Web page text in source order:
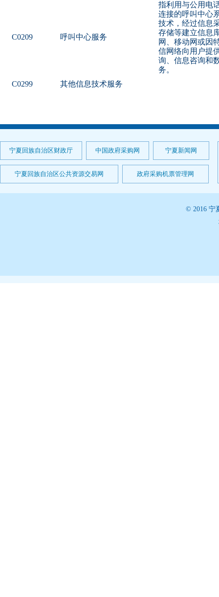
C0209 呼叫中心服务
指利用与公用电
连接的呼叫中心
技术，经过信息
存储等建立信息
网、移动网或因
信网络向用户提
询、信息咨询和
务。
C0299
其他信息技术服务
宁夏回族自治区财政厅 中国政府采购网 宁夏新闻网
宁夏回族自治区公共资源交易网 政府采购机票管理网
© 2016 宁